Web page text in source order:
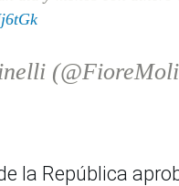
la República